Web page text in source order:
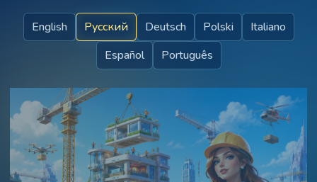
English Русский Deutsch Polski
Italiano
Español
Português